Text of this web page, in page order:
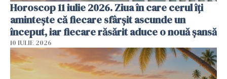
Horoscop 11 iulie 2026. Ziua în care cerul îți
amintește că fiecare sfârșit ascunde un
început, iar fiecare răsărit aduce o nouă șansă
10 IULIE 2026